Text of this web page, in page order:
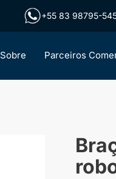
+55 83 98795-
Sobre Parceiros